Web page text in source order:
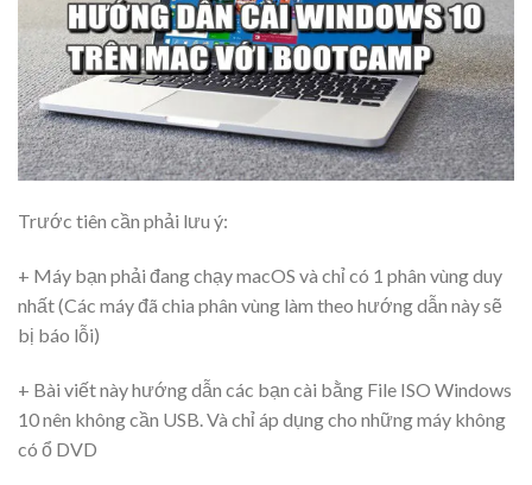
Trước tiên cần phải lưu ý:
+ Máy bạn phải đang chạy macOS và chỉ có 1 phân vùng duy
nhất (Các máy đã chia phân vùng làm theo hướng dẫn này sẽ
bị báo lỗi)
+ Bài viết này hướng dẫn các bạn cài bằng File ISO Windows
10 nên không cần USB. Và chỉ áp dụng cho những máy không
có ổ DVD